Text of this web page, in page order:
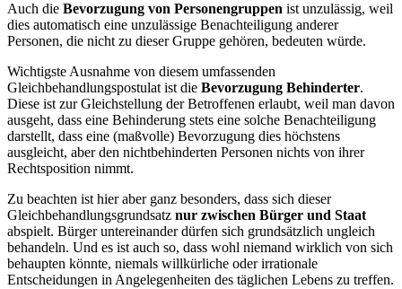
Auch die Bevorzugung von Personengruppen ist unzulässig, weil
dies automatisch eine unzulässige Benachteiligung anderer
Personen, die nicht zu dieser Gruppe gehören, bedeuten würde.
Wichtigste Ausnahme von diesem umfassenden
Gleichbehandlungspostulat ist die Bevorzugung Behinderter.
Diese ist zur Gleichstellung der Betroffenen erlaubt, weil man davon
ausgeht, dass eine Behinderung stets eine solche Benachteiligung
darstellt, dass eine (maßvolle) Bevorzugung dies höchstens
ausgleicht, aber den nichtbehinderten Personen nichts von ihrer
Rechtsposition nimmt.
Zu beachten ist hier aber ganz besonders, dass sich dieser
Gleichbehandlungsgrundsatz nur zwischen Bürger und Staat
abspielt. Bürger untereinander dürfen sich grundsätzlich ungleich
behandeln. Und es ist auch so, dass wohl niemand wirklich von sich
behaupten könnte, niemals willkürliche oder irrationale
Entscheidungen in Angelegenheiten des täglichen Lebens zu treffen.